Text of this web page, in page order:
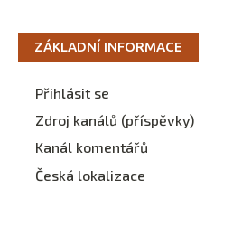
ZÁKLADNÍ INFORMACE
Přihlásit se
Zdroj kanálů (příspěvky)
Kanál komentářů
Česká lokalizace